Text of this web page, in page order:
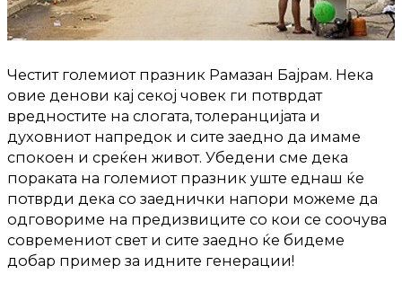
Честит големиот празник Рамазан Бајрам. Нека
овие денови кај секој човек ги потврдат
вредностите на слогата, толеранцијата и
духовниот напредок и сите заедно да имаме
спокоен и среќен живот. Убедени сме дека
пораката на големиот празник уште еднаш ќе
потврди дека со заеднички напори можеме да
одговориме на предизвиците со кои се соочува
современиот свет и сите заедно ќе бидеме
добар пример за идните генерации!